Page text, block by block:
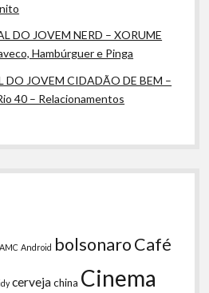
DO JOVEM NERD – XORUME
Hambúrguer e Pinga
DO JOVEM CIDADÃO DE BEM –
40 – Relacionamentos
AMC Android bolsonaroCafé
cervejachina Cinema